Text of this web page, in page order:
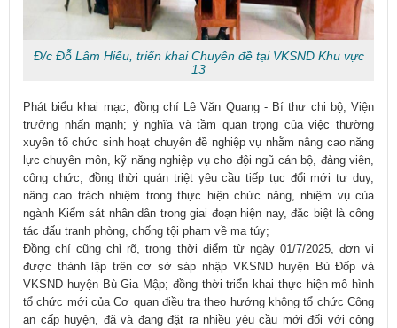
Đ/c Đỗ Lâm Hiếu, triển khai Chuyên đề tại VKSND Khu vực
13
Phát biểu khai mạc, đồng chí Lê Văn Quang - Bí thư chi bộ, Viện
trưởng nhấn mạnh; ý nghĩa và tầm quan trọng của việc thường
xuyên tổ chức sinh hoạt chuyên đề nghiệp vụ nhằm nâng cao năng
lực chuyên môn, kỹ năng nghiệp vụ cho đội ngũ cán bộ, đảng viên,
công chức; đồng thời quán triệt yêu cầu tiếp tục đổi mới tư duy,
nâng cao trách nhiệm trong thực hiện chức năng, nhiệm vụ của
ngành Kiểm sát nhân dân trong giai đoạn hiện nay, đặc biệt là công
tác đấu tranh phòng, chống tội phạm về ma túy;
Đồng chí cũng chỉ rõ, trong thời điểm từ ngày 01/7/2025, đơn vị
được thành lập trên cơ sở sáp nhập VKSND huyện Bù Đốp và
VKSND huyện Bù Gia Mập; đồng thời triển khai thực hiện mô hình
tổ chức mới của Cơ quan điều tra theo hướng không tổ chức Công
an cấp huyện, đã và đang đặt ra nhiều yêu cầu mới đối với công